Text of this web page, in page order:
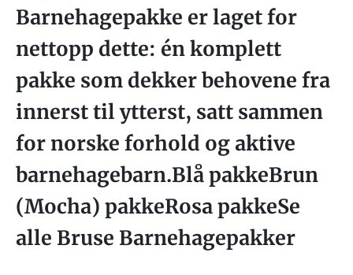
Barnehagepakke er laget for
nettopp dette: én komplett
pakke som dekker behovene fra
innerst til ytterst, satt sammen
for norske forhold og aktive
barnehagebarn.Blå pakkeBrun
(Mocha) pakkeRosa pakkeSe
alle Bruse Barnehagepakker